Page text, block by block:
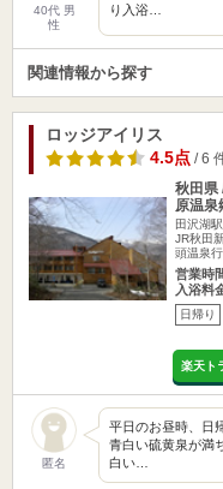
40代 男
性
り入浴…
関連情報から探す
ロッジアイリス
4.5点/ 6
秋田県
原温泉
田沢湖
JR秋田
頭温泉
営業時
入浴料
日帰り
楽天ト
匿名
平日のお昼時、日
青白い硫黄泉が満
白い…